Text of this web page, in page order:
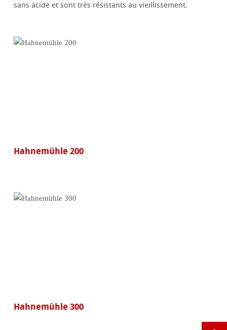
sans acide et sont très résistants au vieillissement.
Hahnemühle 200
Hahnemühle 300